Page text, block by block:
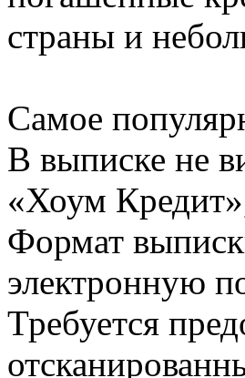
страны и
Самое
В выписке не
«Хоум
Формат
электронную
Требуется